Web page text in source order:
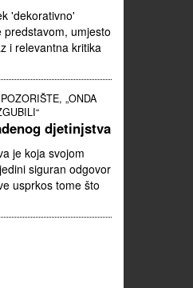
'dekorativno'
umjesto
i relevantna kritika
„ONDA
djetinjstva
je koja svojom
siguran odgovor
usprkos tome što